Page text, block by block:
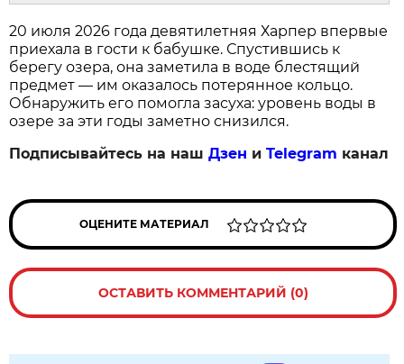
20 июля 2026 года девятилетняя Харпер впервые
приехала в гости к бабушке. Спустившись к
берегу озера, она заметила в воде блестящий
предмет — им оказалось потерянное кольцо.
Обнаружить его помогла засуха: уровень воды в
озере за эти годы заметно снизился.
Подписывайтесь на нашДзен иTelegram канал
ОЦЕНИТЕ МАТЕРИАЛ
ОСТАВИТЬ КОММЕНТАРИЙ (0)